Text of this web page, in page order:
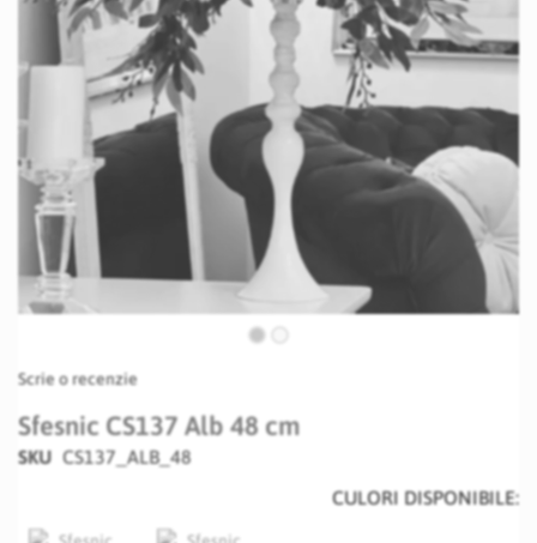
to
the
beginning
of
gallery
Scrie o recenzie
Sfesnic CS137 Alb 48 cm
SKU CS137_ALB_48
CULORI DISPONIBILE: